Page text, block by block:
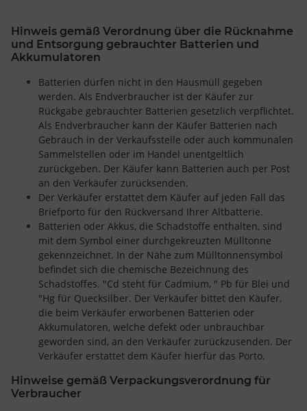
Hinweis gemäß Verordnung über die Rücknahme
und Entsorgung gebrauchter Batterien und
Akkumulatoren
Batterien dürfen nicht in den Hausmüll gegeben
werden. Als Endverbraucher ist der Käufer zur
Rückgabe gebrauchter Batterien gesetzlich verpflichtet.
Als Endverbraucher kann der Käufer Batterien nach
Gebrauch in der Verkaufsstelle oder auch kommunalen
Sammelstellen oder im Handel unentgeltlich
zurückgeben. Der Käufer kann Batterien auch per Post
an den Verkäufer zurücksenden.
Der Verkäufer erstattet dem Käufer auf jeden Fall das
Briefporto für den Rückversand Ihrer Altbatterie.
Batterien oder Akkus, die Schadstoffe enthalten, sind
mit dem Symbol einer durchgekreuzten Mülltonne
gekennzeichnet. In der Nähe zum Mülltonnensymbol
befindet sich die chemische Bezeichnung des
Schadstoffes. "Cd steht für Cadmium, " Pb für Blei und
"Hg für Quecksilber. Der Verkäufer bittet den Käufer,
die beim Verkäufer erworbenen Batterien oder
Akkumulatoren, welche defekt oder unbrauchbar
geworden sind, an den Verkäufer zurückzusenden. Der
Verkäufer erstattet dem Käufer hierfür das Porto.
Hinweise gemäß Verpackungsverordnung für
Verbraucher